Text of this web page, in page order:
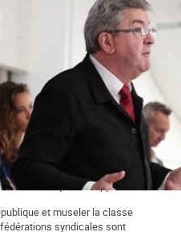
front unique des appareils !
et museler la classe
syndicales sont